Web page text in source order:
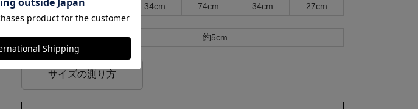
33
34cm 74cm 34cm 27cm
ベルトループ幅 約5cm
サイズの測り方